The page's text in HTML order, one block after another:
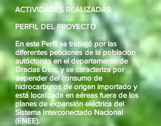
ACTIVIDADES REALIZADAS:
PERFIL DEL PROYECTO
En este Perfil se trabajó por las
diferentes peticiones de la población
autóctonas en el departamento de
Gracias Dios, y se caracteriza por
depender del consumo de
hidrocarburos de origen importado y
está localizada en aéreas fuera de los
planes de expansión eléctrica del
Sistema Interconectado Nacional
(ENEE).